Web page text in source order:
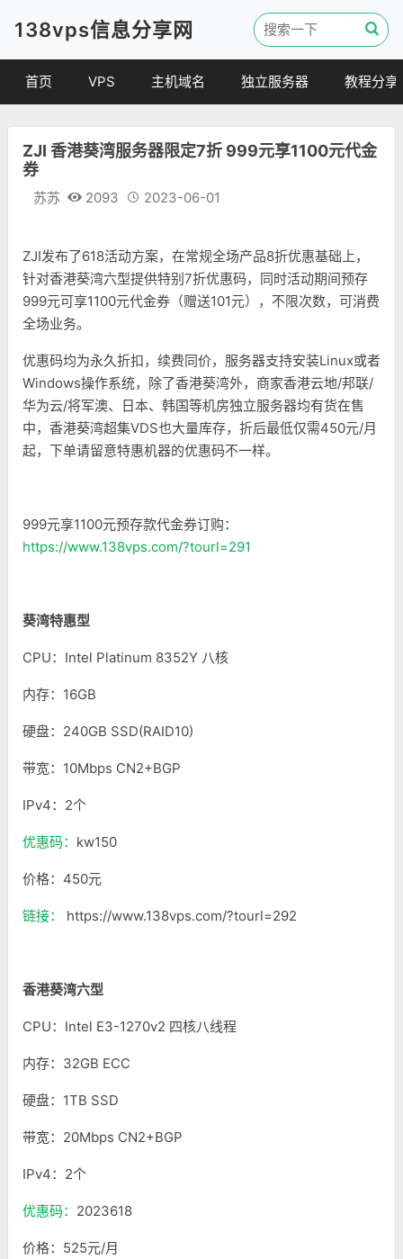
138vps信息分享网
首页 VPS
便宜VPS
主机域名
虚拟主机
独立服务器 教程分享
建站教程
ZJI 香港葵湾服务器限定7折 999元享1100元代金
券
苏苏 2093 2023-06-01
ZJI发布了618活动方案，在常规全场产品8折优惠基础上，
针对香港葵湾六型提供特别7折优惠码，同时活动期间预存
999元可享1100元代金券（赠送101元），不限次数，可消费
全场业务。
优惠码均为永久折扣，续费同价，服务器支持安装Linux或者
Windows操作系统，除了香港葵湾外，商家香港云地/邦联/
华为云/将军澳、日本、韩国等机房独立服务器均有货在售
中，香港葵湾超集VDS也大量库存，折后最低仅需450元/月
起，下单请留意特惠机器的优惠码不一样。
999元享1100元预存款代金券订购：
https://www.138vps.com/?tourl=291
葵湾特惠型
CPU：Intel Platinum 8352Y 八核
内存：16GB
硬盘：240GB SSD(RAID10)
带宽：10Mbps CN2+BGP
IPv4：2个
优惠码： kw150
价格：450元
链接： https://www.138vps.com/?tourl=292
香港葵湾六型
CPU：Intel E3-1270v2 四核八线程
内存：32GB ECC
硬盘：1TB SSD
带宽：20Mbps CN2+BGP
IPv4：2个
优惠码： 2023618
价格：525元/月